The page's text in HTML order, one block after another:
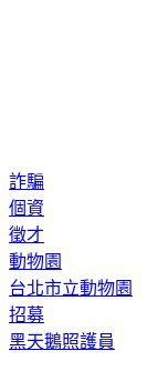
詐騙
個資
徵才
動物園
台北市立動物園
招募
黑天鵝照護員